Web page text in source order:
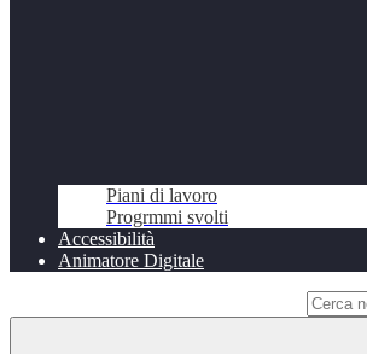
Piani di lavoro
Progrmmi svolti
Accessibilità
Animatore Digitale